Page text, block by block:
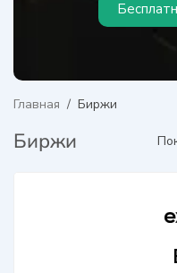
Главная / Биржи
Биржи